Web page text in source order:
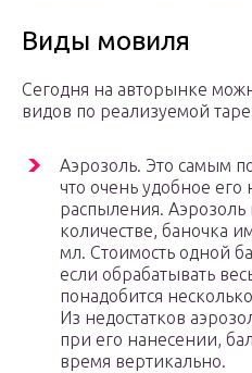
Виды мовиля
Сегодня на авторынке
видов по реализуемой
Аэрозоль. Это самым
что очень удобное его
распыления.
количестве, баночка
мл. Стоимость одной
если обрабатывать
понадобится
Из недостатков
при его нанесении,
время вертикально.